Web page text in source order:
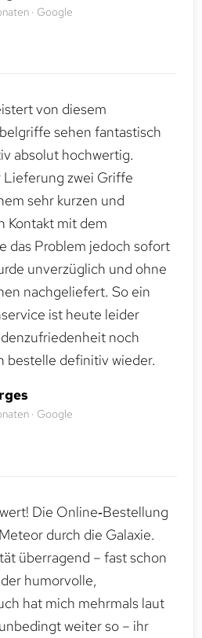
· Google
von diesem
sehen fantastisch
absolut hochwertig.
Lieferung zwei Griffe
sehr kurzen und
Kontakt mit dem
das Problem jedoch sofort
unverzüglich und ohne
nachgeliefert. So ein
ist heute leider
noch
bestelle definitiv wieder.
· Google
Die Online‑Bestellung
durch die Galaxie.
überragend – fast schon
humorvolle,
hat mich mehrmals laut
weiter so – ihr